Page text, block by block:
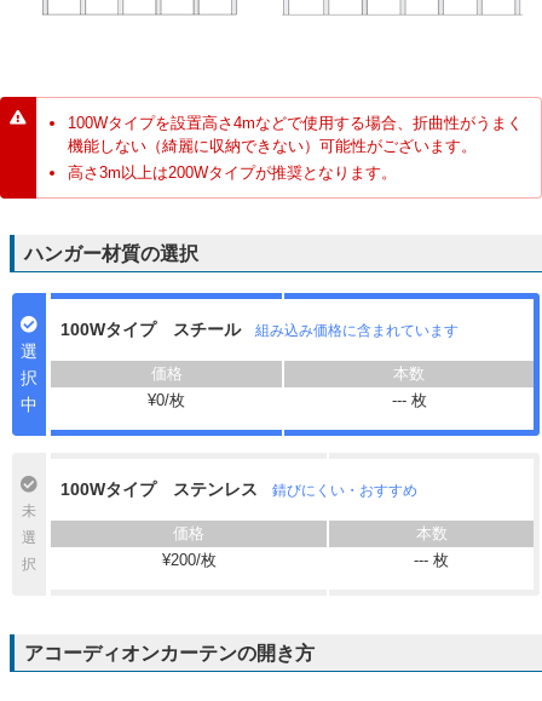
100Wタイプを設置高さ4mなどで使用する場合、折曲性がうまく
機能しない（綺麗に収納できない）可能性がございます。
高さ3m以上は200Wタイプが推奨となります。
ハンガー材質の選択
選
択
中
100Wタイプ スチール 組み込み価格に含まれています
¥0/枚 ---枚
未
選
択
100Wタイプ ステンレス 錆びにくい・おすすめ
¥200/枚 --- 枚
アコーディオンカーテンの開き方